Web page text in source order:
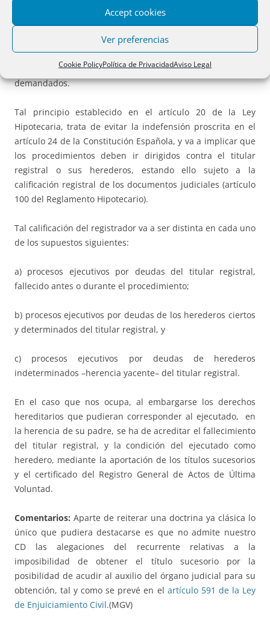
Accept cookies
Ver preferencias
Cookie PolicyPolítica de PrivacidadAviso Legal
el principio de tracto sucesivo al determinar los requisitos
para la práctica de anotaciones de embargo derivadas de
procedimientos seguidos contra herederos indeterminados
o determinados del titular registral con la peculiaridad de
que los bienes no constan aun inscritos a favor de los
demandados.
Tal principio establecido en el artículo 20 de la Ley
Hipotecaria, trata de evitar la indefensión proscrita en el
artículo 24 de la Constitución Española, y va a implicar que
los procedimientos deben ir dirigidos contra el titular
registral o sus herederos, estando ello sujeto a la
calificación registral de los documentos judiciales (artículo
100 del Reglamento Hipotecario).
Tal calificación del registrador va a ser distinta en cada uno
de los supuestos siguientes:
a) procesos ejecutivos por deudas del titular registral,
fallecido antes o durante el procedimiento;
b) procesos ejecutivos por deudas de los herederos ciertos
y determinados del titular registral, y
c) procesos ejecutivos por deudas de herederos
indeterminados –herencia yacente– del titular registral.
En el caso que nos ocupa, al embargarse los derechos
hereditarios que pudieran corresponder al ejecutado, en
la herencia de su padre, se ha de acreditar el fallecimiento
del titular registral, y la condición del ejecutado como
heredero, mediante la aportación de los títulos sucesorios
y el certificado del Registro General de Actos de Última
Voluntad.
Comentarios: Aparte de reiterar una doctrina ya clásica lo
único que pudiera destacarse es que no admite nuestro
CD las alegaciones del recurrente relativas a la
imposibilidad de obtener el título sucesorio por la
posibilidad de acudir al auxilio del órgano judicial para su
obtención, tal y como se prevé en el artículo 591 de la Ley
de Enjuiciamiento Civil.(MGV)